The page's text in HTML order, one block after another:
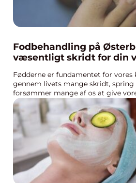
Fodbehandling på
væsentligt skridt for din
Fødderne er fundamentet for
gennem livets mange skridt, spring
forsømmer mange af os at give